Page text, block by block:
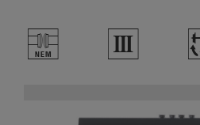
U 3